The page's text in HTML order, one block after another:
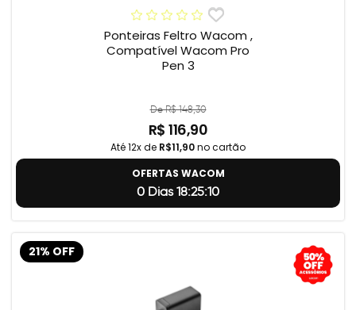
Ponteiras Feltro Wacom ,
Compatível Wacom Pro
Pen 3
De R$ 148,30
R$ 116,90
Até 12x de R$11,90no cartão
OFERTAS WACOM
0 Dias 18:25:9
21% OFF